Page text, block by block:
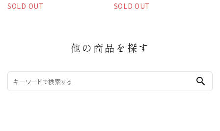
SOLD OUT
SOLD OUT
他の商品を探す
search